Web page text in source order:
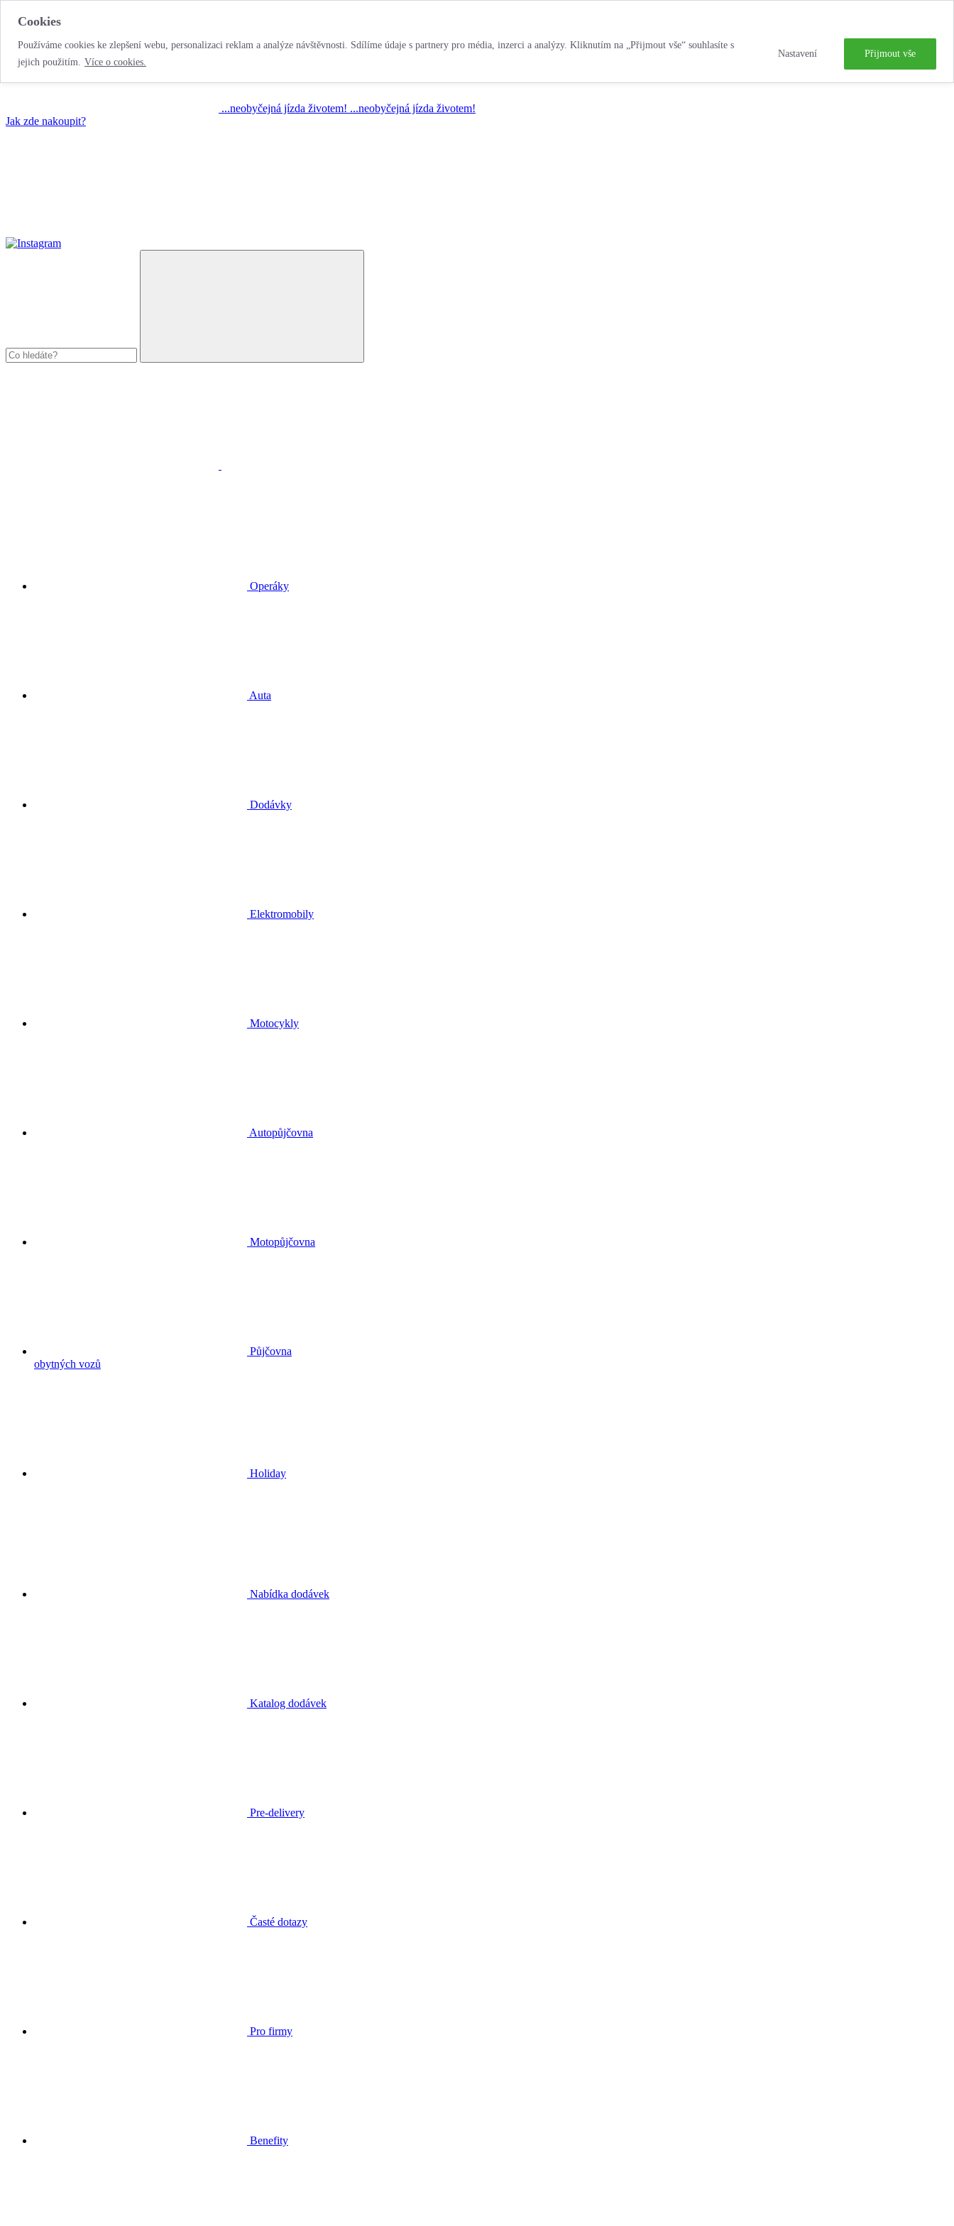
Cookies
Používáme cookies ke zlepšení webu, personalizaci reklam a analýze návštěvnosti. Sdílíme údaje s partnery pro média, inzerci a analýzy. Kliknutím na „Přijmout vše“ souhlasíte s
jejich použitím. Více o cookies.
Nastavení Přijmout vše
...neobyčejná jízda životem! ...neobyčejná jízda životem!
Jak zde nakoupit?
Operáky
Auta
Dodávky
Elektromobily
Motocykly
Autopůjčovna
Motopůjčovna
Půjčovna
obytných vozů
Holiday
Nabídka dodávek
Katalog dodávek
Pre-delivery
Časté dotazy
Pro firmy
Benefity